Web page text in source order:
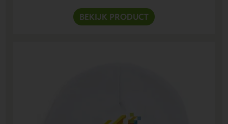
BEKIJK PRODUCT